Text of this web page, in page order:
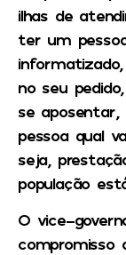
ilhas de
ter um
no seu
se aposentar,
pessoa qual
seja,
população
O vice-
compromisso